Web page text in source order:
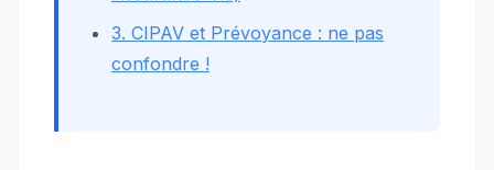
3. CIPAV et Prévoyance : ne pas
confondre !